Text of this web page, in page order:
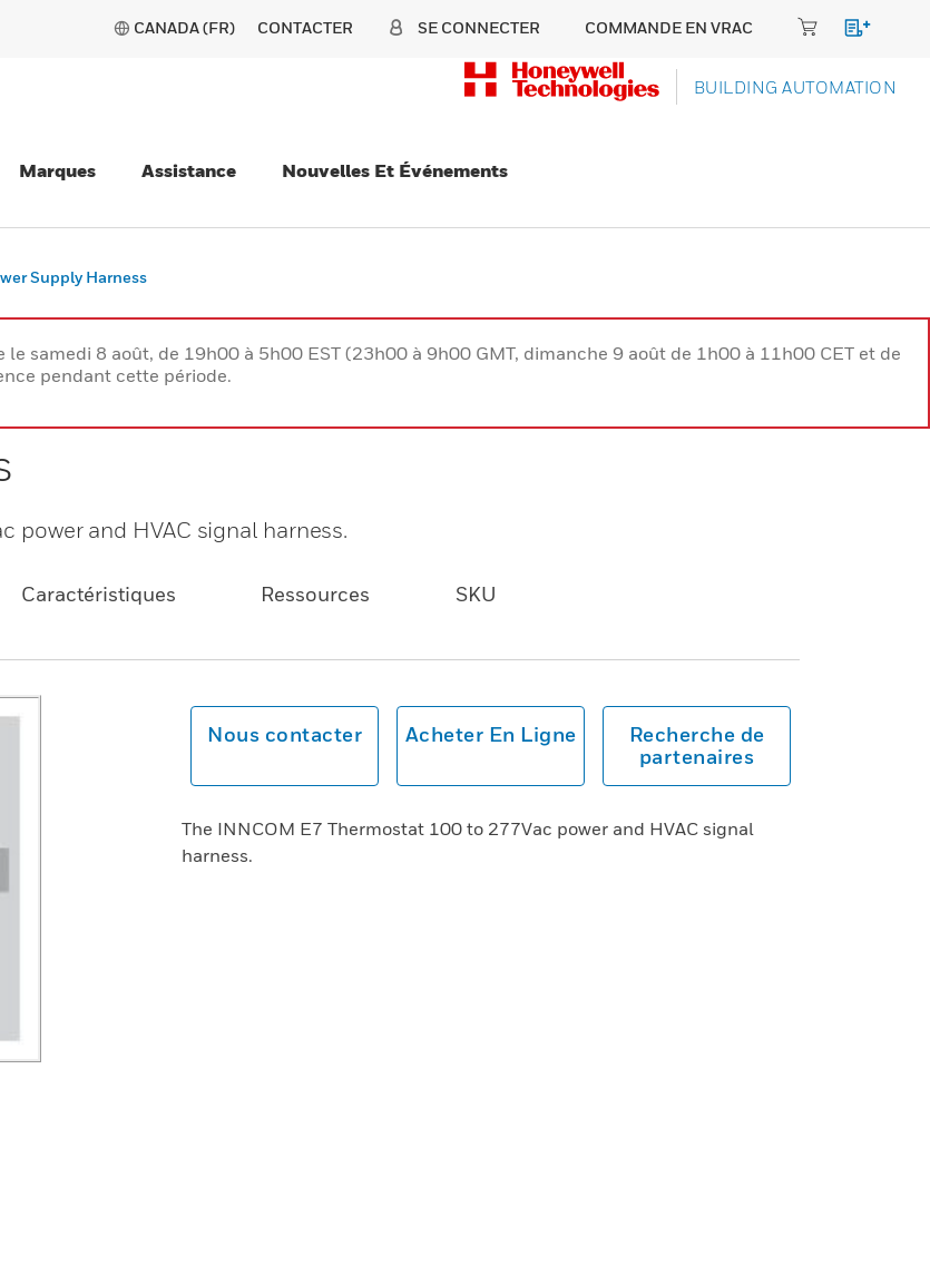
CANADA (FR) CONTACTER SE CONNECTER COMMANDE EN VRAC
BUILDING AUTOMATION
Marques Assistance Nouvelles Et Événements
Supply Harness
samedi 8 août, de 19h00 à 5h00 EST (23h00 à 9h00 GMT, dimanche 9 août de 1h00 à 11h00 CET et de
pendant cette période.
power and HVAC signal harness.
Caractéristiques Ressources SKU
Nous contacter Acheter En Ligne
Recherche de
partenaires
The INNCOM E7 Thermostat 100 to 277Vac power and HVAC signal
harness.